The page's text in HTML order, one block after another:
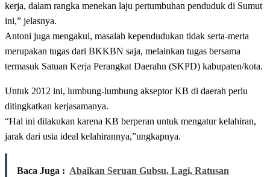
kerja, dalam rangka menekan laju pertumbuhan penduduk di Sumut
ini,” jelasnya.
Antoni juga mengakui, masalah kependudukan tidak serta-merta
merupakan tugas dari BKKBN saja, melainkan tugas bersama
termasuk Satuan Kerja Perangkat Daerahn (SKPD) kabupaten/kota.
Untuk 2012 ini, lumbung-lumbung akseptor KB di daerah perlu
ditingkatkan kerjasamanya.
“Hal ini dilakukan karena KB berperan untuk mengatur kelahiran,
jarak dari usia ideal kelahirannya,”ungkapnya.
Baca Juga : Abaikan Seruan Gubsu, Lagi, Ratusan